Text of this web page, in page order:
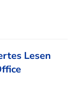
Lesen